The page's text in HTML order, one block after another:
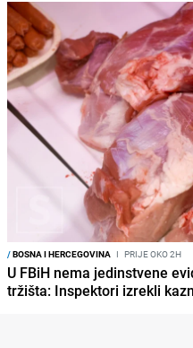
/BOSNA I HERCEGOVINA I PRIJE OKO 2H
U FBiH nema jedinstvene
tržišta: Inspektori izrekli